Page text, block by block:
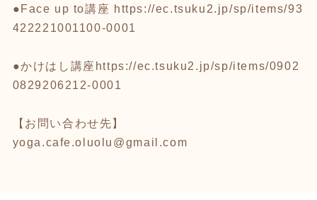
●Face up to講座 https://ec.tsuku2.jp/sp/items/93
422221001100-0001
●かけはし講座 https://ec.tsuku2.jp/sp/items/0902
0829206212-0001
【お問い合わせ先】
yoga.cafe.oluolu@gmail.com